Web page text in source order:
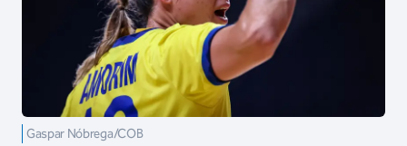
Gaspar Nóbrega/COB